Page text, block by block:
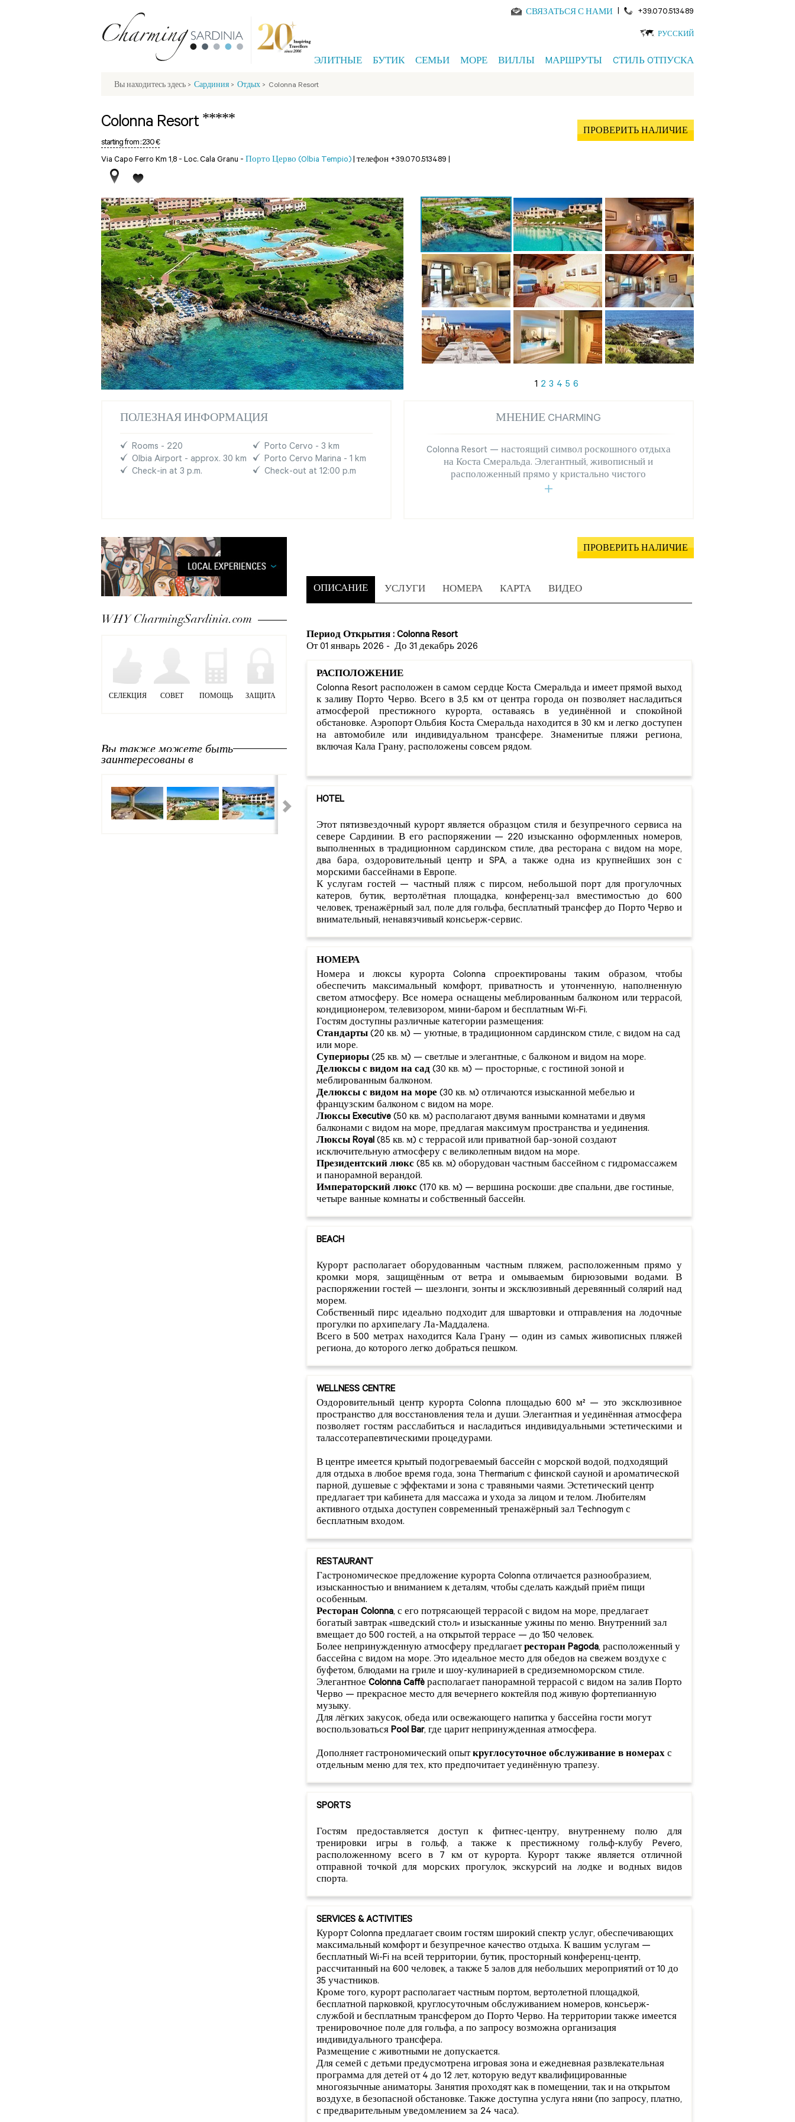
СВЯЗАТЬСЯ С НАМИ | +39.070.513489
РУССКИЙ
ЭЛИТНЫЕ БУТИК СЕМЬИ МОРЕ ВИЛЛЫ MАРШРУТЫ CТИЛЬ OТПУСКА
Вы находитесь здесь > Сардиния > Отдых > Colonna Resort
Colonna Resort *****
starting from :230 €
Via Capo Ferro Km 1,8 - Loc. Cala Granu - Порто Церво (Olbia Tempio) | телефон +39.070.513489 |
ПРОВЕРИТЬ НАЛИЧИЕ
1 2 3 4 5 6
ПОЛЕЗНАЯ ИНФОРМАЦИЯ
Rooms - 220
Porto Cervo - 3 km
Olbia Airport - approx. 30 km
Porto Cervo Marina - 1 km
Check-in at 3 p.m.
Check-out at 12:00 p.m
МНЕНИЕ CHARMING
Colonna Resort — настоящий символ роскошного отдыха
на Коста Смеральда. Элегантный, живописный и
расположенный прямо у кристально чистого
WHY CharmingSardinia.com
СЕЛЕКЦИЯ СОВЕТ ПОМОЩЬ ЗАЩИТА
Вы также можете быть
заинтересованы в
ПРОВЕРИТЬ НАЛИЧИЕ
ОПИСАНИЕ УСЛУГИ НОМЕРА КАРТА ВИДЕО
Период Открытия : Colonna Resort
От 01 январь 2026 - До 31 декабрь 2026
РАСПОЛОЖЕНИЕ
Colonna Resort расположен в самом сердце Коста Смеральда и имеет прямой выход
к заливу Порто Черво. Всего в 3,5 км от центра города он позволяет насладиться
атмосферой престижного курорта, оставаясь в уединённой и спокойной
обстановке. Аэропорт Ольбия Коста Смеральда находится в 30 км и легко доступен
на автомобиле или индивидуальном трансфере. Знаменитые пляжи региона,
включая Кала Грану, расположены совсем рядом.
HOTEL
Этот пятизвездочный курорт является образцом стиля и безупречного сервиса на
севере Сардинии. В его распоряжении — 220 изысканно оформленных номеров,
выполненных в традиционном сардинском стиле, два ресторана с видом на море,
два бара, оздоровительный центр и SPA, а также одна из крупнейших зон с
морскими бассейнами в Европе.
К услугам гостей — частный пляж с пирсом, небольшой порт для прогулочных
катеров, бутик, вертолётная площадка, конференц-зал вместимостью до 600
человек, тренажёрный зал, поле для гольфа, бесплатный трансфер до Порто Черво и
внимательный, ненавязчивый консьерж-сервис.
НОМЕРА
Номера и люксы курорта Colonna спроектированы таким образом, чтобы
обеспечить максимальный комфорт, приватность и утонченную, наполненную
светом атмосферу. Все номера оснащены меблированным балконом или террасой,
кондиционером, телевизором, мини-баром и бесплатным Wi-Fi.
Гостям доступны различные категории размещения:
Стандарты (20 кв. м) — уютные, в традиционном сардинском стиле, с видом на сад
или море.
Супериоры (25 кв. м) — светлые и элегантные, с балконом и видом на море.
Делюксы с видом на сад (30 кв. м) — просторные, с гостиной зоной и
меблированным балконом.
Делюксы с видом на море (30 кв. м) отличаются изысканной мебелью и
французским балконом с видом на море.
Люксы Executive (50 кв. м) располагают двумя ванными комнатами и двумя
балконами с видом на море, предлагая максимум пространства и уединения.
Люксы Royal (85 кв. м) с террасой или приватной бар-зоной создают
исключительную атмосферу с великолепным видом на море.
Президентский люкс (85 кв. м) оборудован частным бассейном с гидромассажем
и панорамной верандой.
Императорский люкс (170 кв. м) — вершина роскоши: две спальни, две гостиные,
четыре ванные комнаты и собственный бассейн.
BEACH
Курорт располагает оборудованным частным пляжем, расположенным прямо у
кромки моря, защищённым от ветра и омываемым бирюзовыми водами. В
распоряжении гостей — шезлонги, зонты и эксклюзивный деревянный солярий над
морем.
Собственный пирс идеально подходит для швартовки и отправления на лодочные
прогулки по архипелагу Ла-Маддалена.
Всего в 500 метрах находится Кала Грану — один из самых живописных пляжей
региона, до которого легко добраться пешком.
WELLNESS CENTRE
Оздоровительный центр курорта Colonna площадью 600 м² — это эксклюзивное
пространство для восстановления тела и души. Элегантная и уединённая атмосфера
позволяет гостям расслабиться и насладиться индивидуальными эстетическими и
талассотерапевтическими процедурами.
В центре имеется крытый подогреваемый бассейн с морской водой, подходящий
для отдыха в любое время года, зона Thermarium с финской сауной и ароматической
парной, душевые с эффектами и зона с травяными чаями. Эстетический центр
предлагает три кабинета для массажа и ухода за лицом и телом. Любителям
активного отдыха доступен современный тренажёрный зал Technogym с
бесплатным входом.
RESTAURANT
Гастрономическое предложение курорта Colonna отличается разнообразием,
изысканностью и вниманием к деталям, чтобы сделать каждый приём пищи
особенным.
Ресторан Colonna, с его потрясающей террасой с видом на море, предлагает
богатый завтрак «шведский стол» и изысканные ужины по меню. Внутренний зал
вмещает до 500 гостей, а на открытой террасе — до 150 человек.
Более непринужденную атмосферу предлагаетресторан Pagoda, расположенный у
бассейна с видом на море. Это идеальное место для обедов на свежем воздухе с
буфетом, блюдами на гриле и шоу-кулинарией в средиземноморском стиле.
Элегантное Colonna Caffè располагает панорамной террасой с видом на залив Порто
Черво — прекрасное место для вечернего коктейля под живую фортепианную
музыку.
Для лёгких закусок, обеда или освежающего напитка у бассейна гости могут
воспользоваться Pool Bar, где царит непринужденная атмосфера.
Дополняет гастрономический опыткруглосуточное обслуживание в номерах с
отдельным меню для тех, кто предпочитает уединённую трапезу.
SPORTS
Гостям предоставляется доступ к фитнес-центру, внутреннему полю для
тренировки игры в гольф, а также к престижному гольф-клубу Pevero,
расположенному всего в 7 км от курорта. Курорт также является отличной
отправной точкой для морских прогулок, экскурсий на лодке и водных видов
спорта.
SERVICES & ACTIVITIES
Курорт Colonna предлагает своим гостям широкий спектр услуг, обеспечивающих
максимальный комфорт и безупречное качество отдыха. К вашим услугам —
бесплатный Wi-Fi на всей территории, бутик, просторный конференц-центр,
рассчитанный на 600 человек, а также 5 залов для небольших мероприятий от 10 до
35 участников.
Кроме того, курорт располагает частным портом, вертолетной площадкой,
бесплатной парковкой, круглосуточным обслуживанием номеров, консьерж-
службой и бесплатным трансфером до Порто Черво. На территории также имеется
тренировочное поле для гольфа, а по запросу возможна организация
индивидуального трансфера.
Размещение с животными не допускается.
Для семей с детьми предусмотрена игровая зона и ежедневная развлекательная
программа для детей от 4 до 12 лет, которую ведут квалифицированные
многоязычные аниматоры. Занятия проходят как в помещении, так и на открытом
воздухе, в безопасной обстановке. Также доступна услуга няни (по запросу, платно,
с предварительным уведомлением за 24 часа).